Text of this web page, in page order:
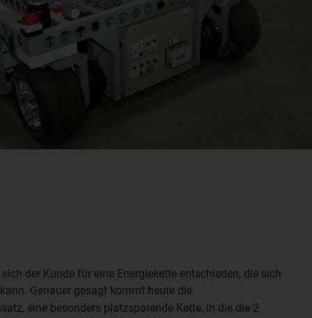
der Kunde für eine Energiekette entschieden, die sich
Genauer gesagt kommt heute die
eine besonders platzsparende Kette, in die die 2